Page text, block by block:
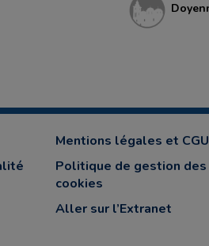
Mentions légales et CGU
Politique de gestion des
cookies
Aller sur l’Extranet